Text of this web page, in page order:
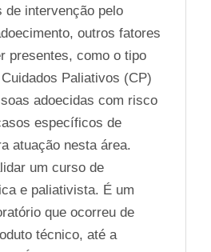
intervenção pelo
outros fatores
presentes, como o tipo
Paliativos (CP)
adoecidas com risco
específicos de
atuação nesta área.
um curso de
e paliativista. É um
que ocorreu de
técnico, até a